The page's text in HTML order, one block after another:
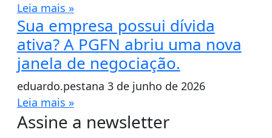
Leia mais »
Sua empresa possui dívida
ativa? A PGFN abriu uma nova
janela de negociação.
eduardo.pestana 3 de junho de 2026
Leia mais »
Assine a newsletter